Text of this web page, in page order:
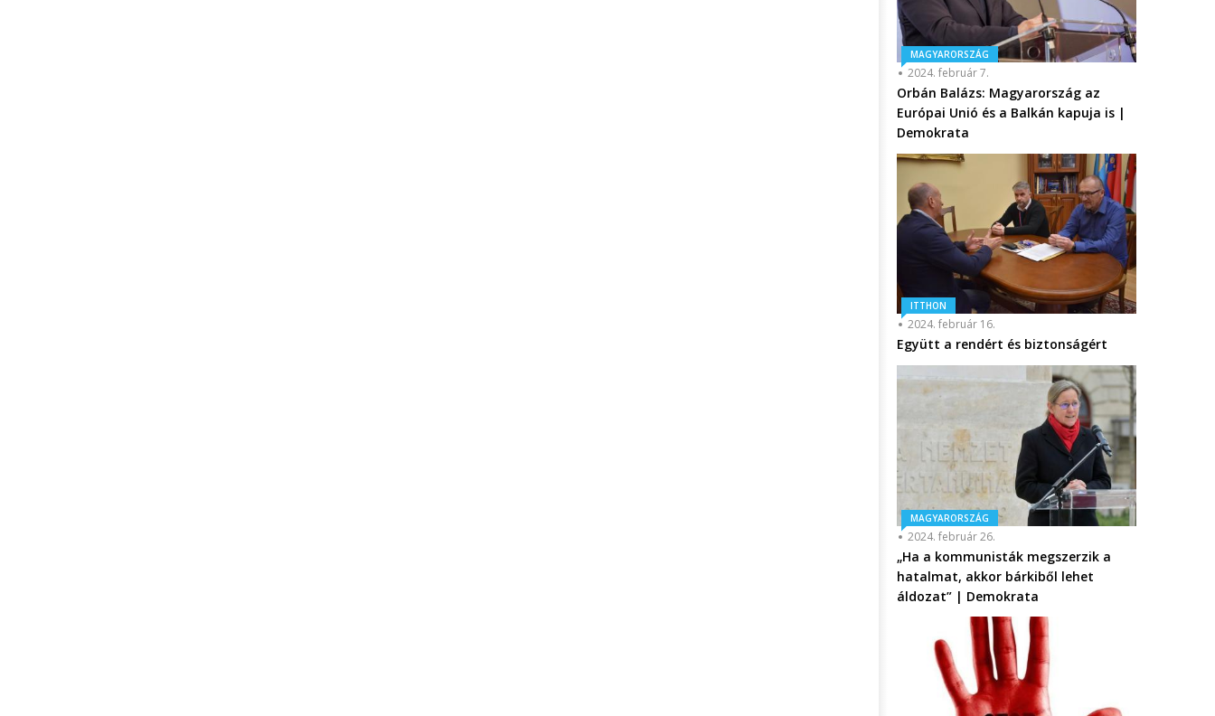
MAGYARORSZÁG
2024. február 7.
Orbán Balázs: Magyarország az
Európai Unió és a Balkán kapuja is |
Demokrata
ITTHON
2024. február 16.
Együtt a rendért és biztonságért
MAGYARORSZÁG
2024. február 26.
„Ha a kommunisták megszerzik a
hatalmat, akkor bárkiből lehet
áldozat” | Demokrata